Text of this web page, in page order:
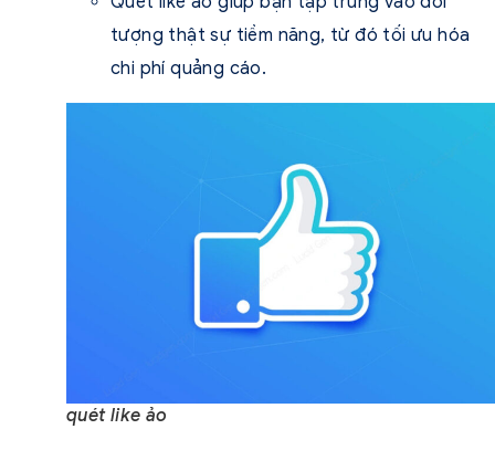
tượng thật sự tiềm năng, từ đó tối ưu hóa
chi phí quảng cáo.
quét like ảo